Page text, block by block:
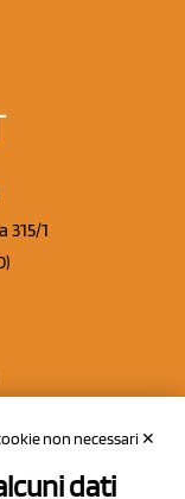
315/1
i.v.non necessari ✕
dati